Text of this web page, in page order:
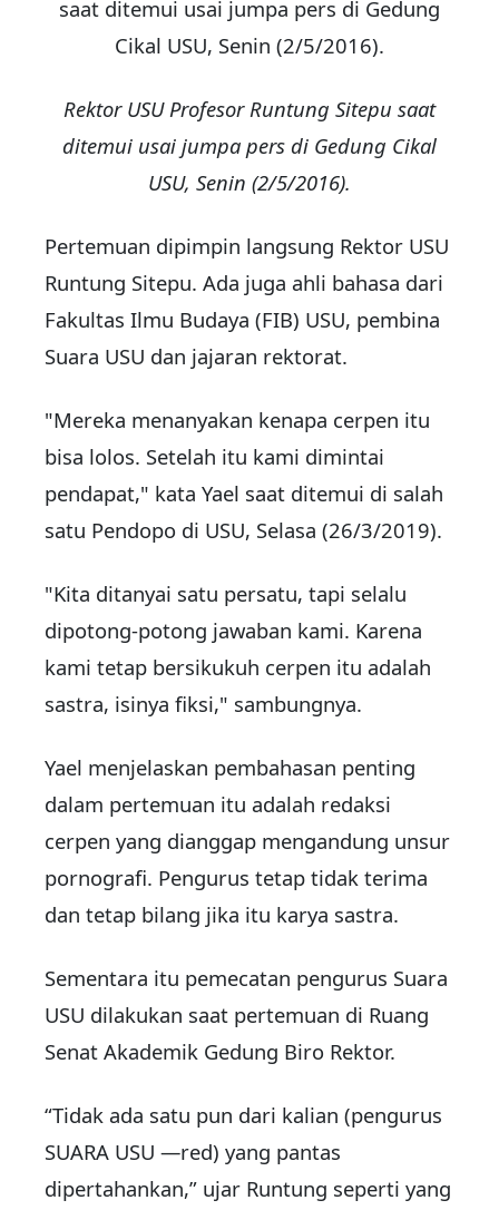
Rektor USU Profesor Runtung Sitepu saat
ditemui usai jumpa pers di Gedung Cikal
USU, Senin (2/5/2016).
Pertemuan dipimpin langsung Rektor USU
Runtung Sitepu. Ada juga ahli bahasa dari
Fakultas Ilmu Budaya (FIB) USU, pembina
Suara USU dan jajaran rektorat.
"Mereka menanyakan kenapa cerpen itu
bisa lolos. Setelah itu kami dimintai
pendapat," kata Yael saat ditemui di salah
satu Pendopo di USU, Selasa (26/3/2019).
"Kita ditanyai satu persatu, tapi selalu
dipotong-potong jawaban kami. Karena
kami tetap bersikukuh cerpen itu adalah
sastra, isinya fiksi," sambungnya.
Yael menjelaskan pembahasan penting
dalam pertemuan itu adalah redaksi
cerpen yang dianggap mengandung unsur
pornografi. Pengurus tetap tidak terima
dan tetap bilang jika itu karya sastra.
Sementara itu pemecatan pengurus Suara
USU dilakukan saat pertemuan di Ruang
Senat Akademik Gedung Biro Rektor.
“Tidak ada satu pun dari kalian (pengurus
SUARA USU —red) yang pantas
dipertahankan,” ujar Runtung seperti yang